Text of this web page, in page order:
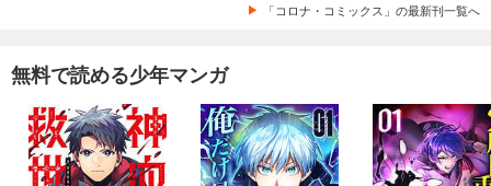
「コロナ・コミックス」の最新刊一覧へ
無料で読める少年マンガ